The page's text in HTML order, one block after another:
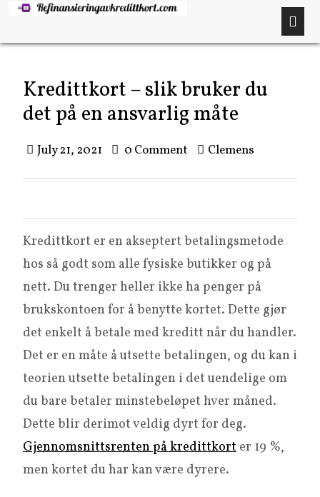
Kredittkort – slik bruker du
det på en ansvarlig måte
July 21, 2021 0 Comment Clemens
Kredittkort er en akseptert betalingsmetode
hos så godt som alle fysiske butikker og på
nett. Du trenger heller ikke ha penger på
brukskontoen for å benytte kortet. Dette gjør
det enkelt å betale med kreditt når du handler.
Det er en måte å utsette betalingen, og du kan i
teorien utsette betalingen i det uendelige om
du bare betaler minstebeløpet hver måned.
Dette blir derimot veldig dyrt for deg.
Gjennomsnittsrenten på kredittkort er 19 %,
men kortet du har kan være dyrere.